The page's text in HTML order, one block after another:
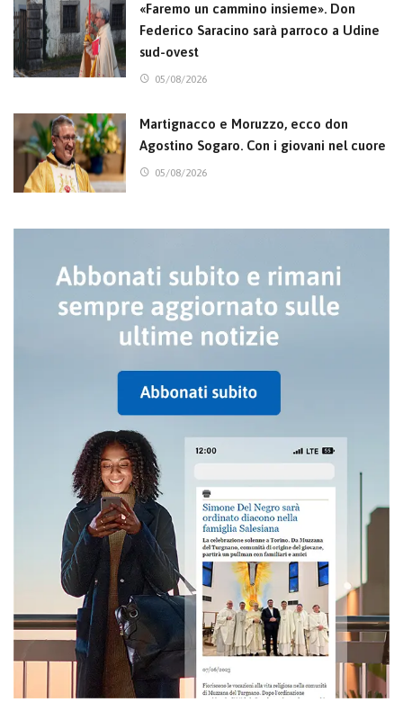
«Faremo un cammino insieme». Don
Federico Saracino sarà parroco a Udine
sud-ovest
05/08/2026
Martignacco e Moruzzo, ecco don
Agostino Sogaro. Con i giovani nel cuore
05/08/2026